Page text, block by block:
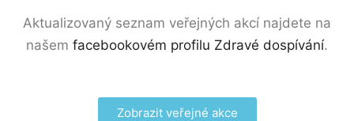
Aktualizovaný seznam veřejných akcí najdete na
našem facebookovém profilu Zdravé dospívání.
Zobrazit veřejné akce